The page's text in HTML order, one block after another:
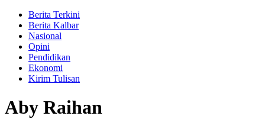
Berita Terkini
Berita Kalbar
Nasional
Opini
Pendidikan
Ekonomi
Kirim Tulisan
Aby Raihan